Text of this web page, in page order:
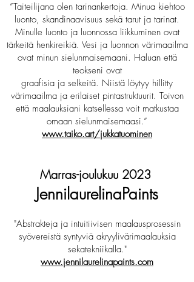
”Taiteilijana olen tarinankertoja. Minua kiehtoo
luonto, skandinaavisuus sekä tarut ja tarinat.
Minulle luonto ja luonnossa liikkuminen ovat
tärkeitä henkireikiä. Vesi ja luonnon värimaailma
ovat minun sielunmaisemaani. Haluan että
teokseni ovat
graafisia ja selkeitä. Niistä löytyy hillitty
värimaailma ja erilaiset pintastruktuurit. Toivon
että maalauksiani katsellessa voit matkustaa
omaan sielunmaisemaasi.”
www.taiko.art/jukkatuominen
Marras-joulukuu 2023
JennilaurelinaPaints
"Abstrakteja ja intuitiivisen maalausprosessin
syövereistä syntyviä akryylivärimaalauksia
sekatekniikalla."
www.jennilaurelinapaints.com